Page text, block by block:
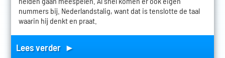
nummers bij. Nederlandstalig, want dat is tenslotte de taal
waarin hij denkt en praat.
Lees verder ►